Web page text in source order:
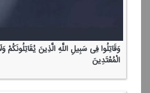
وَقَاتِلُوا فِی سَبِیلِ اللَّهِ الَّذِینَ یُقَاتِلُونَكُمْ
الْمُعْتَدِینَ